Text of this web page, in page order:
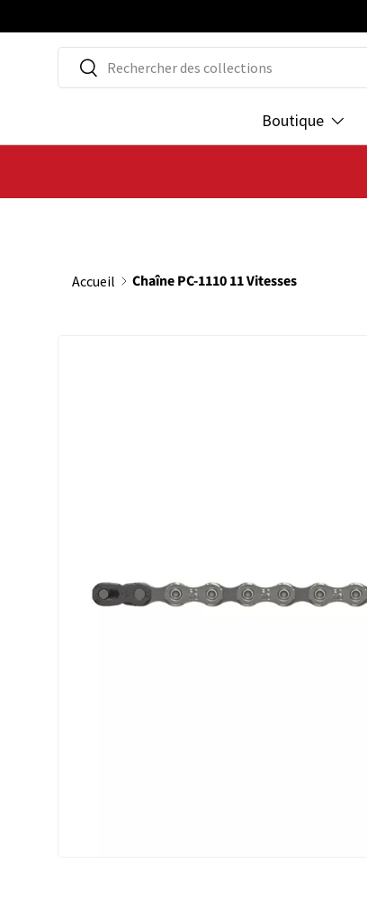
ALLER AU CONTENU
Recherche
Rechercher
Boutique
Accueil Chaîne PC-1110 11 Vitesses